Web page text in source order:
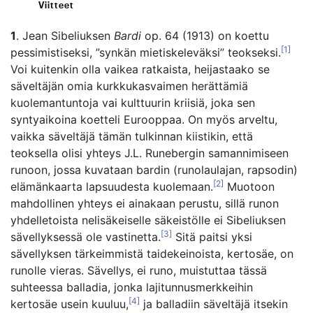
Viitteet
1. Jean Sibeliuksen Bardi op. 64 (1913) on koettu
pessimistiseksi, ”synkän mietiskeleväksi” teokseksi. [1]
Voi kuitenkin olla vaikea ratkaista, heijastaako se
säveltäjän omia kurkkukasvaimen herättämiä
kuolemantuntoja vai kulttuurin kriisiä, joka sen
syntyaikoina koetteli Eurooppaa. On myös arveltu,
vaikka säveltäjä tämän tulkinnan kiistikin, että
teoksella olisi yhteys J.L. Runebergin samannimiseen
runoon, jossa kuvataan bardin (runolaulajan, rapsodin)
elämänkaarta lapsuudesta kuolemaan. [2] Muotoon
mahdollinen yhteys ei ainakaan perustu, sillä runon
yhdelletoista nelisäkeiselle säkeistölle ei Sibeliuksen
sävellyksessä ole vastinetta. [3] Sitä paitsi yksi
sävellyksen tärkeimmistä taidekeinoista, kertosäe, on
runolle vieras. Sävellys, ei runo, muistuttaa tässä
suhteessa balladia, jonka lajitunnusmerkkeihin
kertosäe usein kuuluu, [4] ja balladiin säveltäjä itsekin